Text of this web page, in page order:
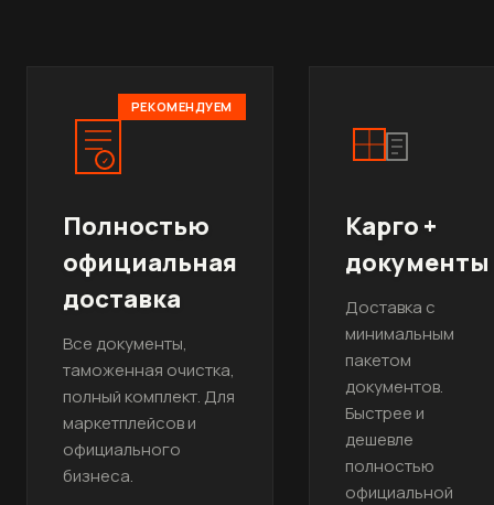
РЕКОМЕНДУЕМ
✓
Полностью
официальная
доставка
Все документы,
таможенная очистка,
полный комплект. Для
маркетплейсов и
официального
бизнеса.
Карго +
документы
Доставка с
минимальным
пакетом
документов.
Быстрее и
дешевле
полностью
официальной